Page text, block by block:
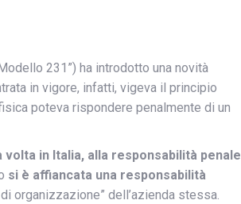
231”) ha introdotto una novità
in vigore, infatti, vigeva il principio
poteva rispondere penalmente di un
volta in Italia, alla responsabilità penale
si è affiancata una responsabilità
organizzazione” dell’azienda stessa.